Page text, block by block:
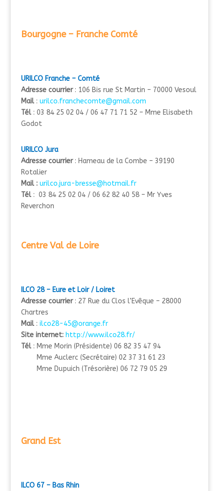
Bourgogne – Franche Comté
URILCO Franche – Comté
Adresse courrier: 106 Bis rue St Martin – 70000 Vesoul
Mail: urilco.franchecomte@gmail.com
Tél: 03 84 25 02 04 / 06 47 71 71 52 – Mme Elisabeth
Godot
URILCO Jura
Adresse courrier: Hameau de la Combe – 39190
Rotalier
Mail : urilco.jura-bresse@hotmail.fr
Tél: 03 84 25 02 04 / 06 62 82 40 58 – Mr Yves
Reverchon
Centre Val de Loire
ILCO 28 – Eure et Loir / Loiret
Adresse courrier: 27 Rue du Clos l’Evêque – 28000
Chartres
Mail: ilco28-45@orange.fr
Site internet:http://www.ilco28.fr/
Tél: Mme Morin (Présidente) 06 82 35 47 94
Mme Auclerc (Secrétaire) 02 37 31 61 23
Mme Dupuich (Trésorière) 06 72 79 05 29
Grand Est
ILCO 67 – Bas Rhin